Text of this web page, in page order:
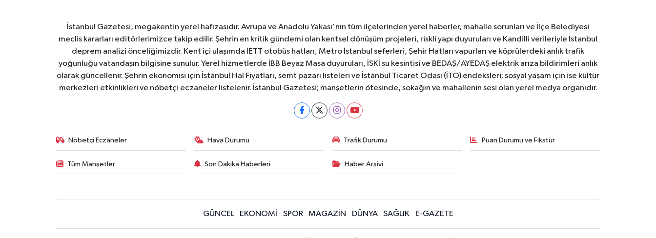
İstanbul Gazetesi, megakentin yerel hafızasıdır. Avrupa ve Anadolu Yakası'nın tüm ilçelerinden yerel haberler, mahalle sorunları ve İlçe Belediyesi
meclis kararları editörlerimizce takip edilir. Şehrin en kritik gündemi olan kentsel dönüşüm projeleri, riskli yapı duyuruları ve Kandilli verileriyle İstanbul
deprem analizi önceliğimizdir. Kent içi ulaşımda İETT otobüs hatları, Metro İstanbul seferleri, Şehir Hatları vapurları ve köprülerdeki anlık trafik
yoğunluğu vatandaşın bilgisine sunulur. Yerel hizmetlerde İBB Beyaz Masa duyuruları, İSKİ su kesintisi ve BEDAŞ/AYEDAŞ elektrik arıza bildirimleri anlık
olarak güncellenir. Şehrin ekonomisi için İstanbul Hal Fiyatları, semt pazarı listeleri ve İstanbul Ticaret Odası (İTO) endeksleri; sosyal yaşam için ise kültür
merkezleri etkinlikleri ve nöbetçi eczaneler listelenir. İstanbul Gazetesi; manşetlerin ötesinde, sokağın ve mahallenin sesi olan yerel medya organıdır.
Nöbetçi Eczaneler Hava Durumu Trafik Durumu Puan Durumu ve Fikstür
Tüm Manşetler Son Dakika Haberleri Haber Arşivi
GÜNCEL EKONOMİ SPOR MAGAZİN DÜNYA SAĞLIK E-GAZETE